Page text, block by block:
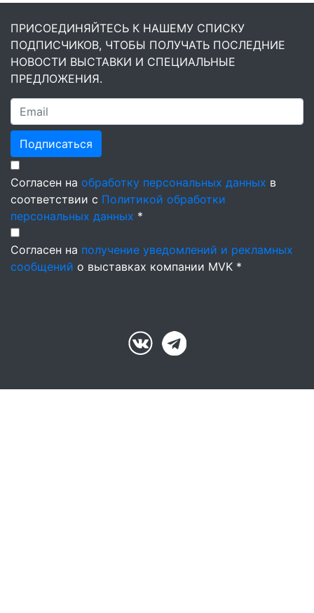
ПРИСОЕДИНЯЙТЕСЬ К НАШЕМУ СПИСКУ
ПОДПИСЧИКОВ, ЧТОБЫ ПОЛУЧАТЬ ПОСЛЕДНИЕ
НОВОСТИ ВЫСТАВКИ И СПЕЦИАЛЬНЫЕ
ПРЕДЛОЖЕНИЯ.
Подписаться
Согласен на обработку персональных данных в
соответствии с Политикой обработки
персональных данных *
Согласен на получение уведомлений и рекламных
сообщений о выставках компании MVK *